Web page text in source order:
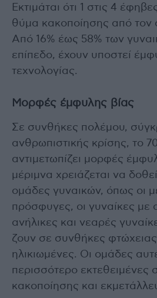
Εκτιμάται ότι 1 στις 4
θύμα κακοποίησης από τον
Από 16% έως 58% των
επίπεδο, έχουν υποστεί
τεχνολογίας.
Μορφές έμφυλης βίας
Σε συνθήκες πολέμου,
ανθρωπιστικής κρίσης, το
αντιμετωπίζει μορφές
μέριμνα χρειάζεται να
ομάδες γυναικών, όπως οι
πρόσφυγες, οι γυναίκες με
ανήλικες και νεαρές
ζουν σε συνθήκες
ηλικιωμένες. Οι ομάδες
περισσότερο εκτεθειμένες
κακοποίησης και